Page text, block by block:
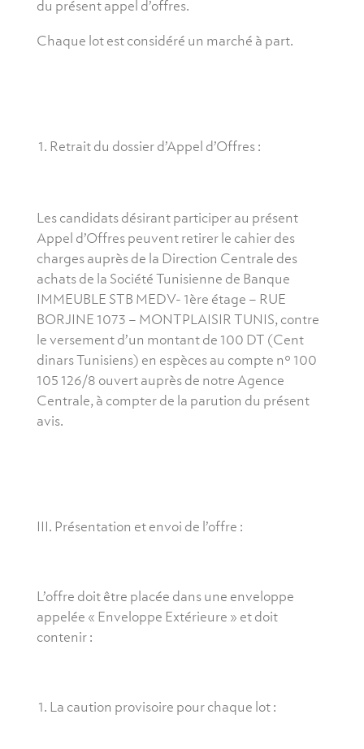
du présent appel d’offres.
Chaque lot est considéré un marché à part.
Retrait du dossier d’Appel d’Offres :
Les candidats désirant participer au présent
Appel d’Offres peuvent retirer le cahier des
charges auprès de la Direction Centrale des
achats de la Société Tunisienne de Banque
IMMEUBLE STB MEDV- 1ère étage – RUE
BORJINE 1073 – MONTPLAISIR TUNIS, contre
le versement d’un montant de 100 DT (Cent
dinars Tunisiens) en espèces au compte n° 100
105 126/8 ouvert auprès de notre Agence
Centrale, à compter de la parution du présent
avis.
III. Présentation et envoi de l’offre :
L’offre doit être placée dans une enveloppe
appelée « Enveloppe Extérieure » et doit
contenir :
La caution provisoire pour chaque lot :